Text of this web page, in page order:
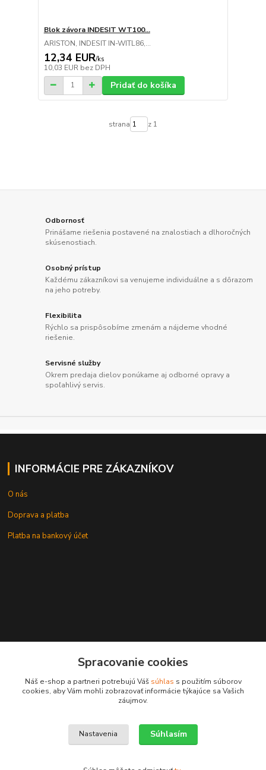
Blok závora INDESIT WT100...
ARISTON, INDESIT IN-WITL86,...
12,34 EUR/ks
10,03 EUR bez DPH
Pridať do košíka
strana z 1
Odbornosť
Prinášame riešenia postavené na znalostiach a dlhoročných
skúsenostiach.
Osobný prístup
Každému zákazníkovi sa venujeme individuálne a s dôrazom
na jeho potreby.
Flexibilita
Rýchlo sa prispôsobíme zmenám a nájdeme vhodné
riešenie.
Servisné služby
Okrem predaja dielov ponúkame aj odborné opravy a
spoľahlivý servis.
INFORMÁCIE PRE ZÁKAZNÍKOV
O nás
Doprava a platba
Platba na bankový účet
leksunsro@gmail.com
Upravit sběr cookies.
Spracovanie cookies
Náš e-shop a partneri potrebujú Váš súhlas s použitím súborov
cookies, aby Vám mohli zobrazovať informácie týkajúce sa Vašich
záujmov.
Nastavenia Súhlasím